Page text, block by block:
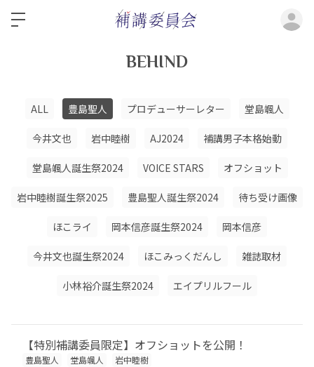
BEHIND
ALL 豊島聖人 プロデューサーレター 堂島颯人
今井文也 岩中睦樹 AJ2024 補講男子本格始動
堂島颯人誕生祭2024 VOICE STARS オフショット
岩中睦樹誕生祭2025 豊島聖人誕生祭2024 待ち受け画像
ほこライ 岡本信彦誕生祭2024 岡本信彦
今井文也誕生祭2024 ほこみっくだんし 雑誌取材
小林裕介誕生祭2024 エイプリルフール
【特別補講委員限定】オフショットを公開！
豊島聖人 堂島颯人
岩中睦樹